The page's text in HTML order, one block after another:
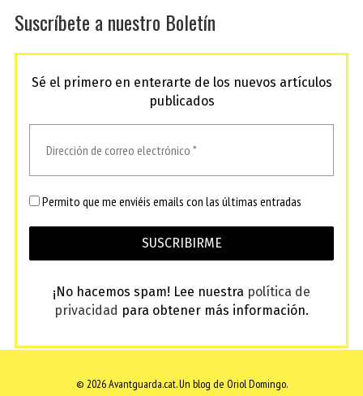
Suscríbete a nuestro Boletín
Sé el primero en enterarte de los nuevos artículos
publicados
Permito que me enviéis emails con las últimas entradas
¡No hacemos spam! Lee nuestra política de
privacidad para obtener más información.
© 2026 Avantguarda.cat.Un blog de Oriol Domingo.